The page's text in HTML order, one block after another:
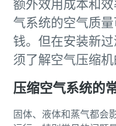
额外效用成本和
气系统的空气质
钱。但在安装新
须了解空气压缩机
压缩空气系统的
固体、液体和蒸气都会